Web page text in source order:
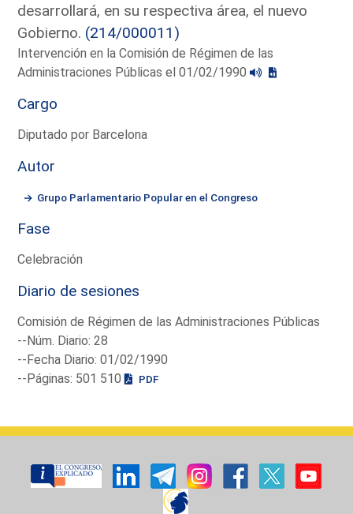
desarrollará, en su respectiva área, el nuevo
Gobierno. (214/000011)
Intervención en la Comisión de Régimen de las
Administraciones Públicas el 01/02/1990
Cargo
Diputado por Barcelona
Autor
Grupo Parlamentario Popular en el Congreso
Fase
Celebración
Diario de sesiones
Comisión de Régimen de las Administraciones Públicas
--Núm. Diario: 28
--Fecha Diario: 01/02/1990
--Páginas: 501 510
PDF